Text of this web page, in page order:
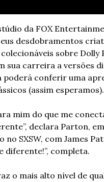
da FOX
desdobramentos
sobre Dolly
sua carreira a versões
poderá conferir uma
(assim esperamos).
mim do que me
declara Parton,
SXSW, com James
diferente!”, completa.
o mais alto nível de